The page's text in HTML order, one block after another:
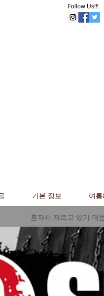
Follow Us!!!
기본 정보 여
혼자서 자르고 있기 때